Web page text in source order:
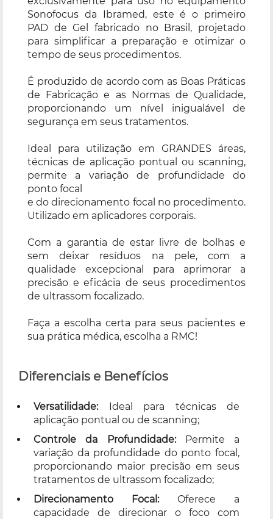
Sonofocus da Ibramed, este é o primeiro
PAD de Gel fabricado no Brasil, projetado
para simplificar a preparação e otimizar o
tempo de seus procedimentos.
É produzido de acordo com as Boas Práticas
de Fabricação e as Normas de Qualidade,
proporcionando um nível inigualável de
segurança em seus tratamentos.
Ideal para utilização em GRANDES áreas,
técnicas de aplicação pontual ou scanning,
permite a variação de profundidade do
ponto focal
e do direcionamento focal no procedimento.
Utilizado em aplicadores corporais.
Com a garantia de estar livre de bolhas e
sem deixar resíduos na pele, com a
qualidade excepcional para aprimorar a
precisão e eficácia de seus procedimentos
de ultrassom focalizado.
Faça a escolha certa para seus pacientes e
sua prática médica, escolha a RMC!
Diferenciais e Benefícios
Versatilidade:Ideal para técnicas de
aplicação pontual ou de scanning;
Controle da Profundidade:Permite a
variação da profundidade do ponto focal,
proporcionando maior precisão em seus
tratamentos de ultrassom focalizado;
Direcionamento Focal:Oferece a
capacidade de direcionar o foco com